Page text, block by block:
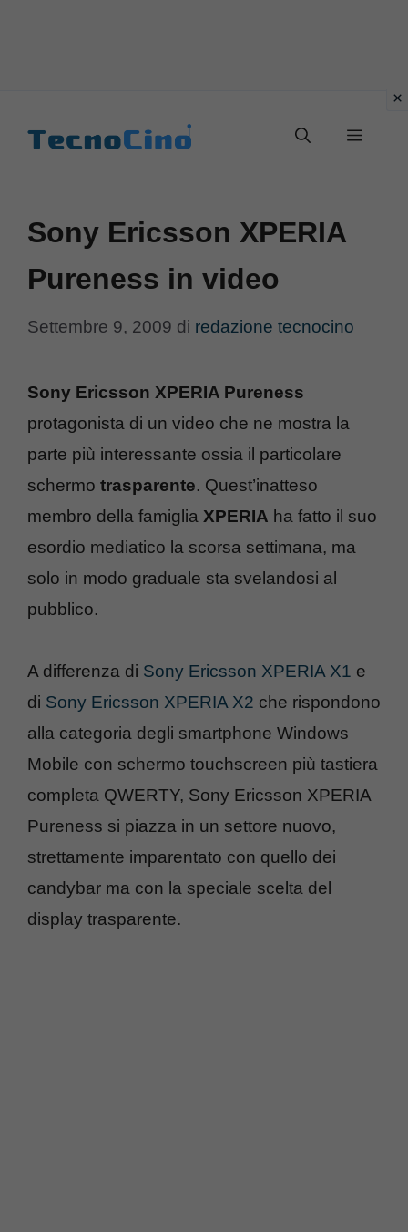
Menu
Sony Ericsson XPERIA
Pureness in video
Settembre 9, 2009 di redazione tecnocino
Sony Ericsson XPERIA Pureness
protagonista di un video che ne mostra la
parte più interessante ossia il particolare
schermo trasparente. Quest’inatteso
membro della famiglia XPERIA ha fatto il suo
esordio mediatico la scorsa settimana, ma
solo in modo graduale sta svelandosi al
pubblico.
A differenza di Sony Ericsson XPERIA X1 e
di Sony Ericsson XPERIA X2 che rispondono
alla categoria degli smartphone Windows
Mobile con schermo touchscreen più tastiera
completa QWERTY, Sony Ericsson XPERIA
Pureness si piazza in un settore nuovo,
strettamente imparentato con quello dei
candybar ma con la speciale scelta del
display trasparente.